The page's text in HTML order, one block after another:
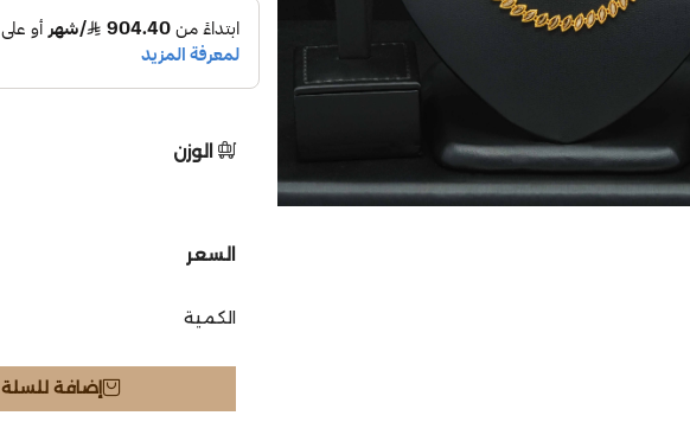
الوزن
السعر
الكمية
إضافة للسلة